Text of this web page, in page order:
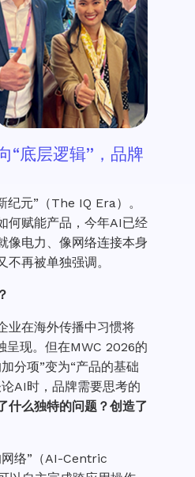
“底层逻辑”，品牌
元”（The IQ Era）。
何赋能产品，今年AI已经
电力、像网络连接本身
再被单独强调。
业在海外传播中习惯将
呈现。但在MWC 2026的
分项”变为“产品的基础
AI时，品牌需要思考的
什么独特的问题？创造了
络”（AI-Centric